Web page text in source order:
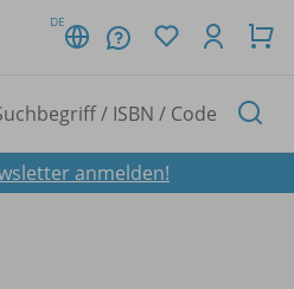
DE
anmelden!